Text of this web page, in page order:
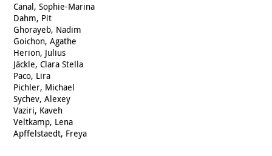
Canal, Sophie-Marina
Dahm, Pit
Ghorayeb, Nadim
Goichon, Agathe
Herion, Julius
Jäckle, Clara Stella
Paco, Lira
Pichler, Michael
Sychev, Alexey
Vaziri, Kaveh
Veltkamp, Lena
Apffelstaedt, Freya